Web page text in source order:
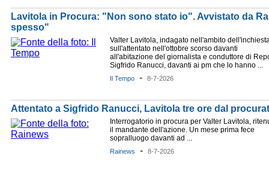
Lavitola in Procura: "Non sono stato io". Avvistato da
spesso"
Valter Lavitola, indagato nell'ambito
sull'attentato nell'ottobre scorso davanti
all'abitazione del giornalista e conduttore di
Sigfrido Ranucci, davanti ai pm che lo hanno ...
Il Tempo - 8-7-2026
Attentato a Sigfrido Ranucci, Lavitola tre ore dal
Interrogatorio in procura per Valter Lavitola,
il mandante dell'azione. Un mese prima fece
sopralluogo davanti ad ...
Rainews - 8-7-2026